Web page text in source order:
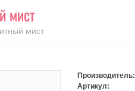
мист
мист
Производитель:
Артикул: